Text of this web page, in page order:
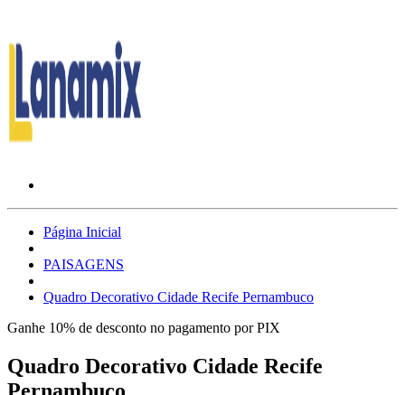
Página Inicial
PAISAGENS
Quadro Decorativo Cidade Recife Pernambuco
Ganhe 10% de desconto no pagamento por PIX
Quadro Decorativo Cidade Recife